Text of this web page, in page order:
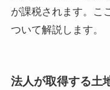
が課税されます。こ
ついて解説します。
法人が取得する土